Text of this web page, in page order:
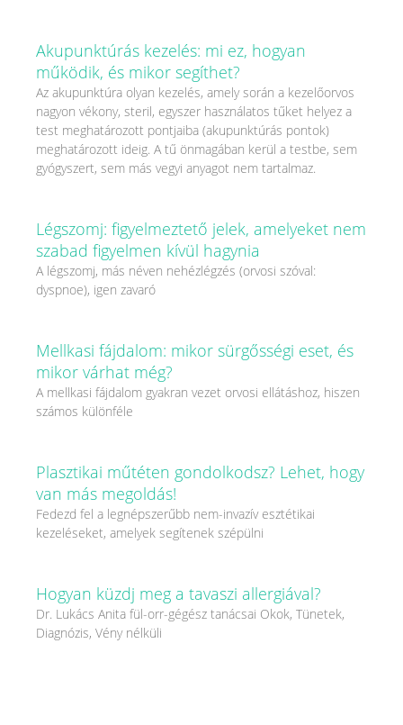
Akupunktúrás kezelés: mi ez, hogyan
működik, és mikor segíthet?
Az akupunktúra olyan kezelés, amely során a kezelőorvos
nagyon vékony, steril, egyszer használatos tűket helyez a
test meghatározott pontjaiba (akupunktúrás pontok)
meghatározott ideig. A tű önmagában kerül a testbe, sem
gyógyszert, sem más vegyi anyagot nem tartalmaz.
Légszomj: figyelmeztető jelek, amelyeket nem
szabad figyelmen kívül hagynia
A légszomj, más néven nehézlégzés (orvosi szóval:
dyspnoe), igen zavaró
Mellkasi fájdalom: mikor sürgősségi eset, és
mikor várhat még?
A mellkasi fájdalom gyakran vezet orvosi ellátáshoz, hiszen
számos különféle
Plasztikai műtéten gondolkodsz? Lehet, hogy
van más megoldás!
Fedezd fel a legnépszerűbb nem-invazív esztétikai
kezeléseket, amelyek segítenek szépülni
Hogyan küzdj meg a tavaszi allergiával?
Dr. Lukács Anita fül-orr-gégész tanácsai Okok, Tünetek,
Diagnózis, Vény nélküli